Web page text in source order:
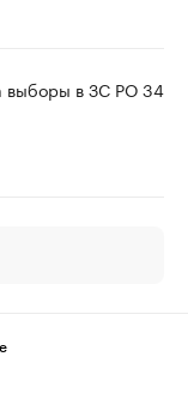
выборы в ЗС РО 34